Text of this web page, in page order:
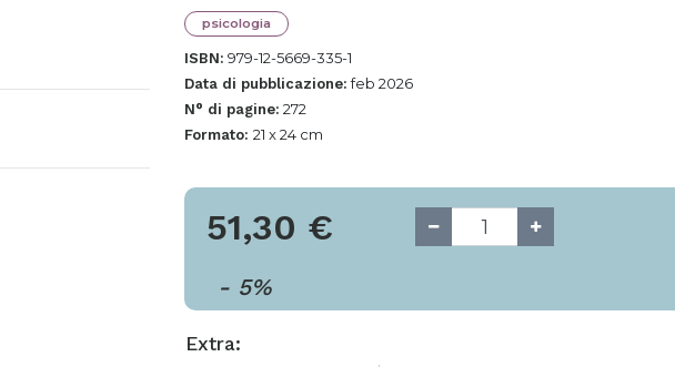
psicologia
ISBN: 979-12-5669-335-1
Data di pubblicazione: feb 2026
N° di pagine: 272
Formato: 21 x 24 cm
51,30 €
- 5%
Extra: